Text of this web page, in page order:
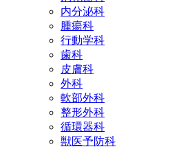
内分泌科
腫瘍科
行動学科
歯科
皮膚科
外科
軟部外科
整形外科
循環器科
獣医予防科